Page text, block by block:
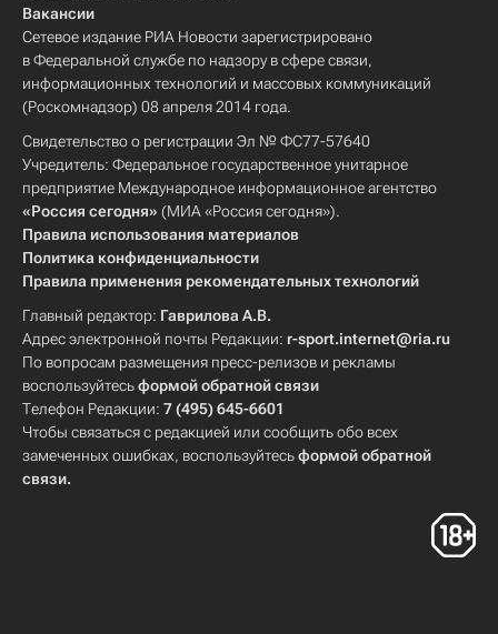
Вакансии
Сетевое издание РИА Новости зарегистрировано
в Федеральной службе по надзору в сфере связи,
информационных технологий и массовых коммуникаций
(Роскомнадзор) 08 апреля 2014 года.
Свидетельство о регистрации Эл № ФС77-57640
Учредитель: Федеральное государственное унитарное
предприятие Международное информационное агентство
«Россия сегодня» (МИА «Россия сегодня»).
Правила использования материалов
Политика конфиденциальности
Правила применения рекомендательных технологий
Главный редактор: Гаврилова А.В.
Адрес электронной почты Редакции: r-sport.internet@ria.ru
По вопросам размещения пресс-релизов и рекламы
воспользуйтесьформой обратной связи
Телефон Редакции: 7 (495) 645-6601
Чтобы связаться с редакцией или сообщить обо всех
замеченных ошибках, воспользуйтесьформой обратной
связи.